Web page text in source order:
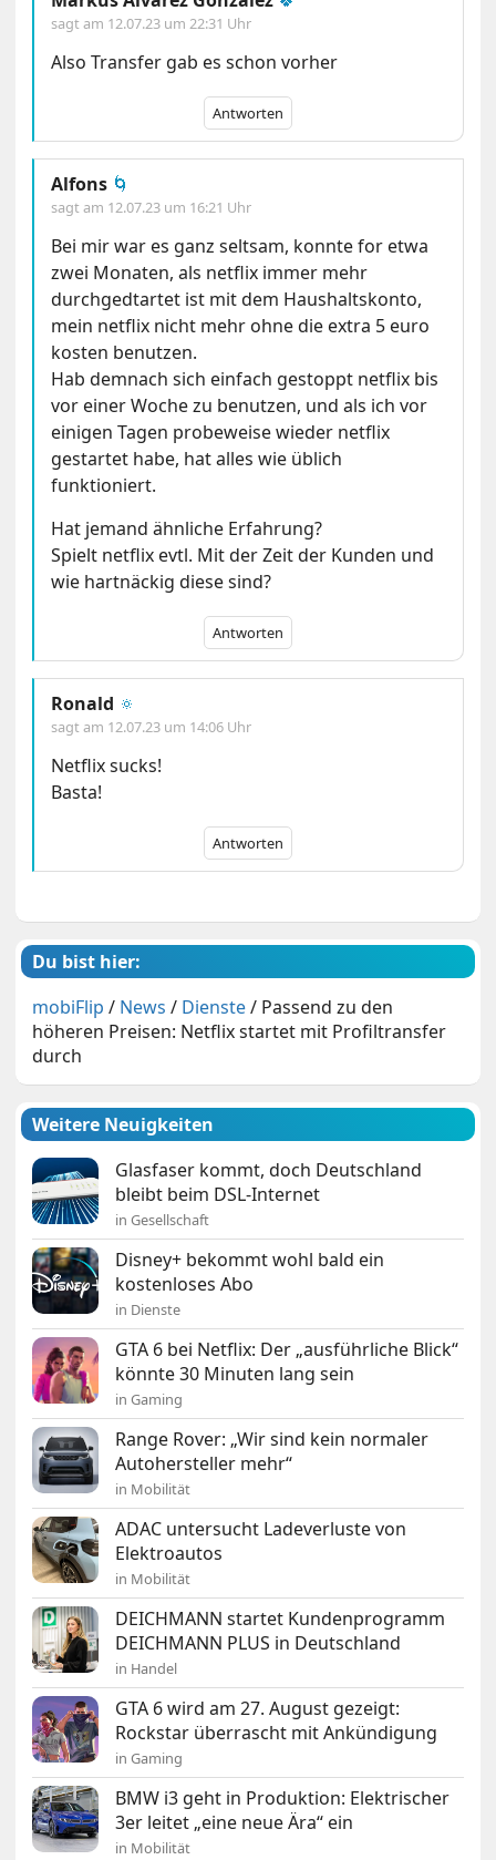
sagt am 12.07.23 um 22:31 Uhr
Also Transfer gab es schon vorher
Antworten
Alfons 🌀
sagt am 12.07.23 um 16:21 Uhr
Bei mir war es ganz seltsam, konnte for etwa
zwei Monaten, als netflix immer mehr
durchgedtartet ist mit dem Haushaltskonto,
mein netflix nicht mehr ohne die extra 5 euro
kosten benutzen.
Hab demnach sich einfach gestoppt netflix bis
vor einer Woche zu benutzen, und als ich vor
einigen Tagen probeweise wieder netflix
gestartet habe, hat alles wie üblich
funktioniert.
Hat jemand ähnliche Erfahrung?
Spielt netflix evtl. Mit der Zeit der Kunden und
wie hartnäckig diese sind?
Antworten
Ronald 🔅
sagt am 12.07.23 um 14:06 Uhr
Netflix sucks!
Basta!
Antworten
Du bist hier:
mobiFlip / News / Dienste/ Passend zu den
höheren Preisen: Netflix startet mit Profiltransfer
durch
Weitere Neuigkeiten
Glasfaser kommt, doch Deutschland
bleibt beim DSL-Internet
in Gesellschaft
Disney+ bekommt wohl bald ein
kostenloses Abo
in Dienste
GTA 6 bei Netflix: Der „ausführliche Blick“
könnte 30 Minuten lang sein
in Gaming
Range Rover: „Wir sind kein normaler
Autohersteller mehr“
in Mobilität
ADAC untersucht Ladeverluste von
Elektroautos
in Mobilität
DEICHMANN startet Kundenprogramm
DEICHMANN PLUS in Deutschland
in Handel
GTA 6 wird am 27. August gezeigt:
Rockstar überrascht mit Ankündigung
in Gaming
BMW i3 geht in Produktion: Elektrischer
3er leitet „eine neue Ära“ ein
in Mobilität